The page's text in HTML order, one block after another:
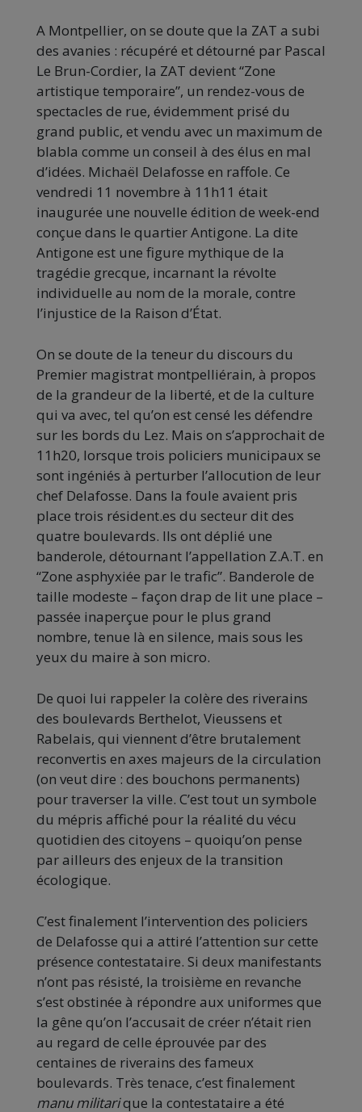
A Montpellier, on se doute que la ZAT a subi
des avanies : récupéré et détourné par Pascal
Le Brun-Cordier, la ZAT devient “Zone
artistique temporaire”, un rendez-vous de
spectacles de rue, évidemment prisé du
grand public, et vendu avec un maximum de
blabla comme un conseil à des élus en mal
d’idées. Michaël Delafosse en raffole. Ce
vendredi 11 novembre à 11h11 était
inaugurée une nouvelle édition de week-end
conçue dans le quartier Antigone. La dite
Antigone est une figure mythique de la
tragédie grecque, incarnant la révolte
individuelle au nom de la morale, contre
l’injustice de la Raison d’État.
On se doute de la teneur du discours du
Premier magistrat montpelliérain, à propos
de la grandeur de la liberté, et de la culture
qui va avec, tel qu’on est censé les défendre
sur les bords du Lez. Mais on s’approchait de
11h20, lorsque trois policiers municipaux se
sont ingéniés à perturber l’allocution de leur
chef Delafosse. Dans la foule avaient pris
place trois résident.es du secteur dit des
quatre boulevards. Ils ont déplié une
banderole, détournant l’appellation Z.A.T. en
“Zone asphyxiée par le trafic”. Banderole de
taille modeste – façon drap de lit une place –
passée inaperçue pour le plus grand
nombre, tenue là en silence, mais sous les
yeux du maire à son micro.
De quoi lui rappeler la colère des riverains
des boulevards Berthelot, Vieussens et
Rabelais, qui viennent d’être brutalement
reconvertis en axes majeurs de la circulation
(on veut dire : des bouchons permanents)
pour traverser la ville. C’est tout un symbole
du mépris affiché pour la réalité du vécu
quotidien des citoyens – quoiqu’on pense
par ailleurs des enjeux de la transition
écologique.
C’est finalement l’intervention des policiers
de Delafosse qui a attiré l’attention sur cette
présence contestataire. Si deux manifestants
n’ont pas résisté, la troisième en revanche
s’est obstinée à répondre aux uniformes que
la gêne qu’on l’accusait de créer n’était rien
au regard de celle éprouvée par des
centaines de riverains des fameux
boulevards. Très tenace, c’est finalement
manu militarique la contestataire a été